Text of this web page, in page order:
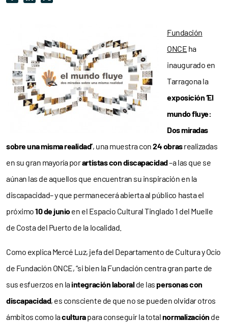
Fundación
ONCE ha
inaugurado en
Tarragona la
exposición ‘El
mundo fluye:
Dos miradas
sobre una misma realidad’, una muestra con24 obrasrealizadas
en su gran mayoría porartistas con discapacidad–a las que se
aúnan las de aquellos que encuentran su inspiración en la
discapacidad– y que permanecerá abierta al público hasta el
próximo10 de junioen el Espacio Cultural Tinglado 1 del Muelle
de Costa del Puerto de la localidad.
Como explica Mercé Luz, jefa del Departamento de Cultura y Ocio
de Fundación ONCE, “si bien la Fundación centra gran parte de
sus esfuerzos en laintegración laboralde laspersonas con
discapacidad, es consciente de que no se pueden olvidar otros
ámbitos como laculturapara conseguir la totalnormalización de